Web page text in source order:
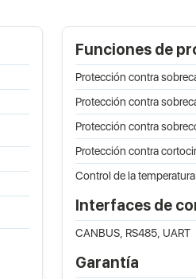
Funciones de
Protección contra
Protección contra
Protección contra
Protección contra
Control de la temperatura
Interfaces de
CANBUS, RS485, UART
Garantía